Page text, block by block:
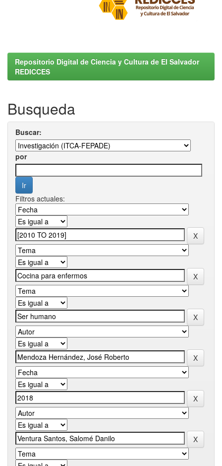
Repositorio Digital de Ciencia y Cultura de El Salvador
REDICCES
Busqueda
Buscar:
por
Filtros actuales: